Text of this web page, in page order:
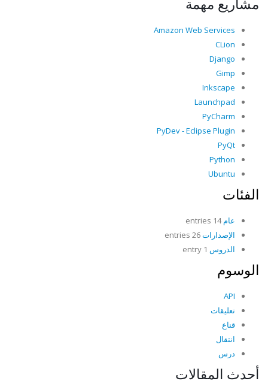
Amazon Web Services
CLion
Django
Gimp
Inkscape
Launchpad
PyCharm
PyDev - Eclipse Plugin
PyQt
Python
Ubuntu
الفئات
عام14 entries
الإصدارات
الدروس
الوسوم
API
تعليقات
قناع
انتقال
درس
أحدث المقالات